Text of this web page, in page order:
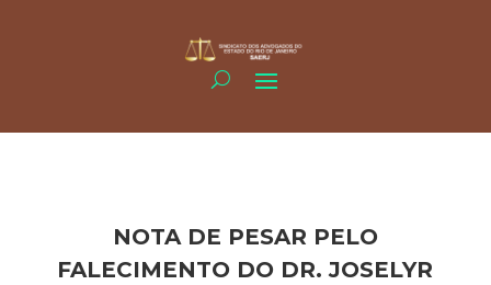
NOTA DE PESAR PELO
FALECIMENTO DO DR. JOSELYR